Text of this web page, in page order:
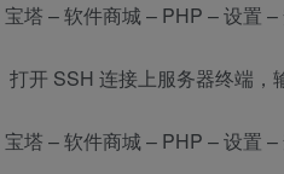
宝塔 – 软件商城 – PHP – 设置
打开 SSH 连接上服务器终端，
宝塔 – 软件商城 – PHP – 设置